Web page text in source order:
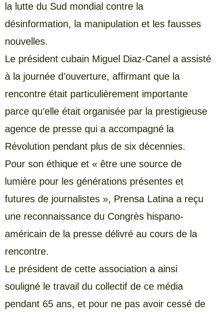
la lutte du Sud mondial contre la
désinformation, la manipulation et les fausses
nouvelles.
Le président cubain Miguel Diaz-Canel a assisté
à la journée d’ouverture, affirmant que la
rencontre était particulièrement importante
parce qu’elle était organisée par la prestigieuse
agence de presse qui a accompagné la
Révolution pendant plus de six décennies.
Pour son éthique et « être une source de
lumière pour les générations présentes et
futures de journalistes », Prensa Latina a reçu
une reconnaissance du Congrès hispano-
américain de la presse délivré au cours de la
rencontre.
Le président de cette association a ainsi
souligné le travail du collectif de ce média
pendant 65 ans, et pour ne pas avoir cessé de